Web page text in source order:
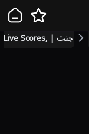
جنت | Live Scores,